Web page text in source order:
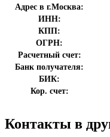
Адрес в г.Москва:
ИНН:
КПП:
ОГРН:
Расчетный счет:
Банк получателя:
БИК:
Кор. счет:
Контакты в